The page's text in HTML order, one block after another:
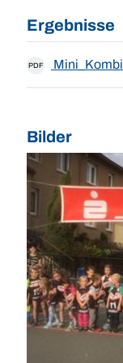
Ergebnisse
PDF
Bilder